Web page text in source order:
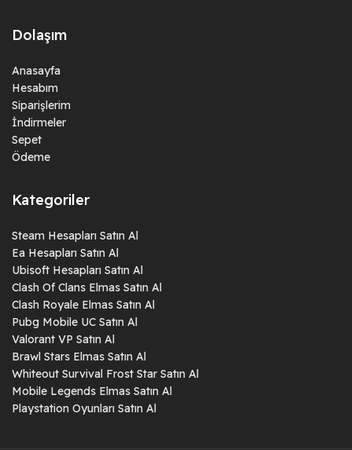
Dolaşım
Anasayfa
Hesabım
Siparişlerim
İndirmeler
Sepet
Ödeme
Kategoriler
Steam Hesapları Satın Al
Ea Hesapları Satın Al
Ubisoft Hesapları Satın Al
Clash Of Clans Elmas Satın Al
Clash Royale Elmas Satın Al
Pubg Mobile UC Satın Al
Valorant VP Satın Al
Brawl Stars Elmas Satın Al
Whiteout Survival Frost Star Satın Al
Mobile Legends Elmas Satın Al
Playstation Oyunları Satın Al